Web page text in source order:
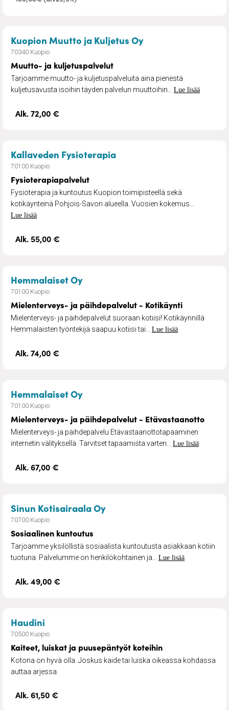
Kuopion Muutto ja Kuljetus Oy– Muutto- ja
70340 Kuopio
Muutto- ja kuljetuspalvelut
Tarjoamme muutto- ja kuljetuspalveluita aina pienestä
kuljetusavusta isoihin täyden palvelun muuttoihin... Lue lisää
Alk. 72,00 €
Kallaveden Fysioterapia– Fysioterapiapalvelut
70100 Kuopio
Fysioterapiapalvelut
Fysioterapia ja kuntoutus Kuopion toimipisteellä sekä
kotikäynteinä Pohjois-Savon alueella. Vuosien kokemus...
Lue lisää
Alk. 55,00 €
Hemmalaiset Oy– Mielenterveys- ja
70100 Kuopio
Mielenterveys- ja päihdepalvelut - Kotikäynti
Mielenterveys- ja päihdepalvelut suoraan kotiisi! Kotikäynnillä
Hemmalaisten työntekijä saapuu kotiisi tai... Lue lisää
Alk. 74,00 €
Hemmalaiset Oy– Mielenterveys- ja
70100 Kuopio
Mielenterveys- ja päihdepalvelut - Etävastaanotto
Mielenterveys- ja päihdepalvelu Etävastaanottotapaaminen
internetin välityksellä. Tarvitset tapaamista varten... Lue lisää
Alk. 67,00 €
Sinun Kotisairaala Oy– Sosiaalinen kuntoutus
70700 Kuopio
Sosiaalinen kuntoutus
Tarjoamme yksilöllistä sosiaalista kuntoutusta asiakkaan kotiin
tuotuna. Palvelumme on henkilökohtainen ja... Lue lisää
Alk. 49,00 €
Haudini
70500 Kuopio
Kaiteet, luiskat ja puusepäntyöt koteihin
Kotona on hyvä olla. Joskus kaide tai luiska oikeassa kohdassa
auttaa arjessa.
Alk. 61,50 €